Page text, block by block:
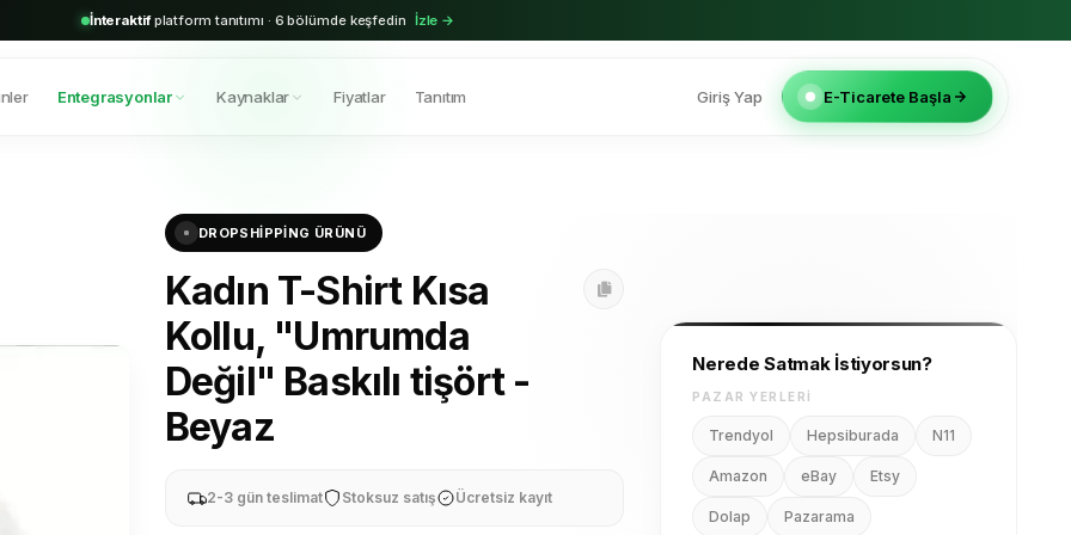
aktif bayi · Shopify & Trendyol entegrasyonu hazır Hemen başla →
Entegrasyonlar Kaynaklar Fiyatlar Tanıtım Giriş Yap E-Ticarete Başla
DROPSHIPPING ÜRÜNÜ
Kadın T-Shirt Kısa
Kollu, "Umrumda
Değil" Baskılı tişört -
Beyaz
2-3 gün teslimat Stoksuz satış Ücretsiz kayıt
Nerede Satmak İstiyorsun?
PAZAR YERLERI
Trendyol Hepsiburada N11
Amazon eBay Etsy
Dolap Pazarama